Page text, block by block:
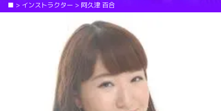
■ > インストラクター > 阿久津 百合